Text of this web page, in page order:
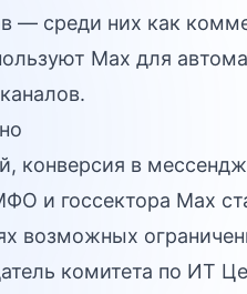
— среди них как
Max для
конверсия в
и госсектора Max
возможных
комитета по ИТ